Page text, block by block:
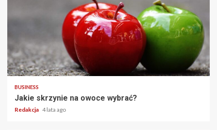
2 min read
BUSINESS
Jakie skrzynie na owoce wybrać?
Redakcja 4 lata ago